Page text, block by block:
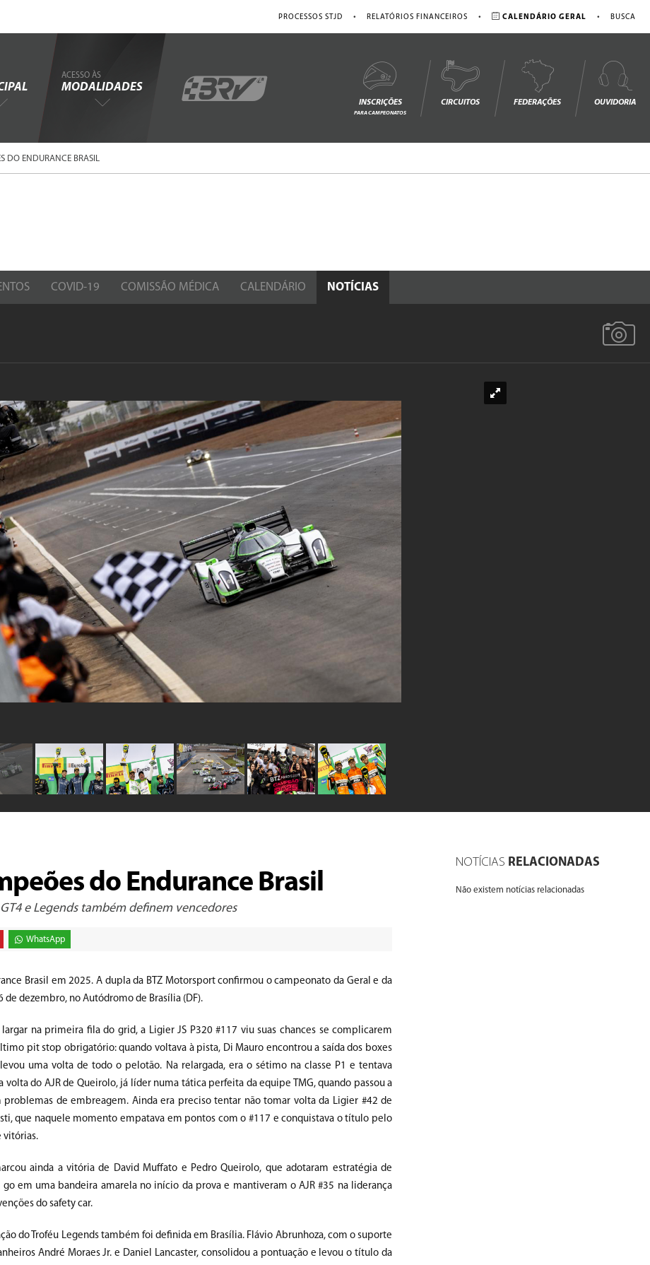
PROCESSOS STJD • RELATÓRIOS FINANCEIROS • CALENDÁRIO GERAL • BUSCA
ACESSO ÀS
MODALIDADES
INSCRIÇÕES
PARA CAMPEONATOS
CIRCUITOS FEDERAÇÕES OUVIDORIA
DO ENDURANCE BRASIL
COVID-19 COMISSÃO MÉDICA CALENDÁRIO NOTÍCIAS
do Endurance Brasil
e Legends também definem vencedores
WhatsApp
Brasil em 2025. A dupla da BTZ Motorsport confirmou o campeonato da Geral e da
de dezembro, no Autódromo de Brasília (DF).
na primeira fila do grid, a Ligier JS P320 #117 viu suas chances se complicarem
pit stop obrigatório: quando voltava à pista, Di Mauro encontrou a saída dos boxes
uma volta de todo o pelotão. Na relargada, era o sétimo na classe P1 e tentava
volta do AJR de Queirolo, já líder numa tática perfeita da equipe TMG, quando passou a
problemas de embreagem. Ainda era preciso tentar não tomar volta da Ligier #42 de
que naquele momento empatava em pontos com o #117 e conquistava o título pelo
vitórias.
ainda a vitória de David Muffato e Pedro Queirolo, que adotaram estratégia de
go em uma bandeira amarela no início da prova e mantiveram o AJR #35 na liderança
do safety car.
do Troféu Legends também foi definida em Brasília. Flávio Abrunhoza, com o suporte
André Moraes Jr. e Daniel Lancaster, consolidou a pontuação e levou o título da
NOTÍCIAS RELACIONADAS
Não existem notícias relacionadas